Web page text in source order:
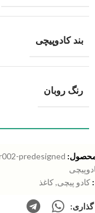
بند کادوپیچی
رنگ روبان
predesigned
کادو پیچی,کاغذ